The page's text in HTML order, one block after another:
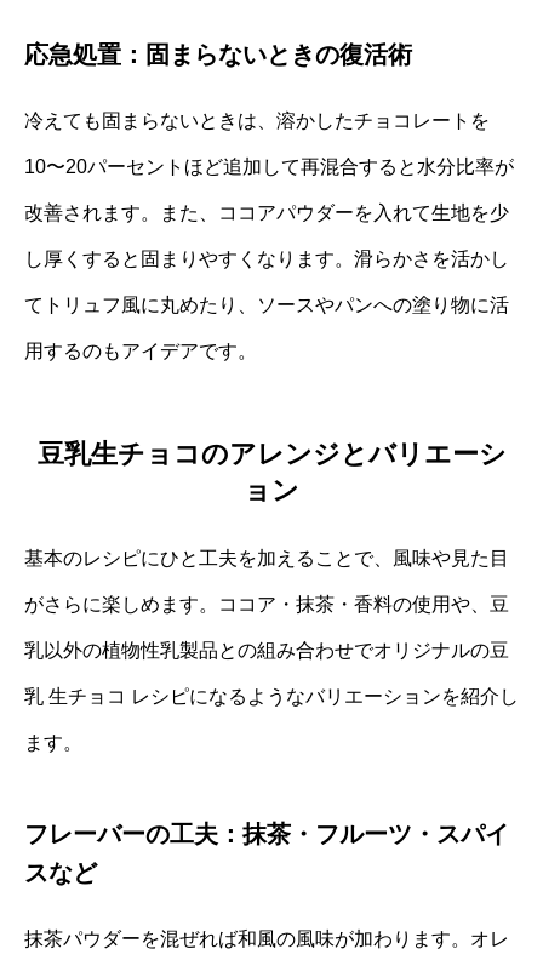
応急処置：固まらないときの復活術
冷えても固まらないときは、溶かしたチョコレートを
10〜20パーセントほど追加して再混合すると水分比率が
改善されます。また、ココアパウダーを入れて生地を少
し厚くすると固まりやすくなります。滑らかさを活かし
てトリュフ風に丸めたり、ソースやパンへの塗り物に活
用するのもアイデアです。
豆乳生チョコのアレンジとバリエーシ
ョン
基本のレシピにひと工夫を加えることで、風味や見た目
がさらに楽しめます。ココア・抹茶・香料の使用や、豆
乳以外の植物性乳製品との組み合わせでオリジナルの豆
乳 生チョコ レシピになるようなバリエーションを紹介し
ます。
フレーバーの工夫：抹茶・フルーツ・スパイ
スなど
抹茶パウダーを混ぜれば和風の風味が加わります。オレ